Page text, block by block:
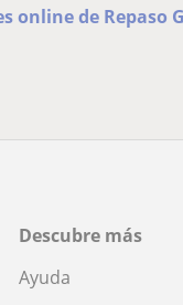
online de Repaso
Descubre más
Ayuda